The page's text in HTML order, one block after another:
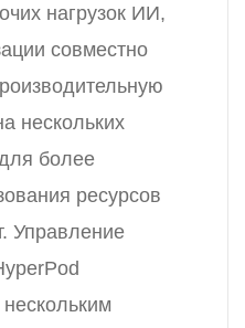
нагрузок ИИ,
совместно
нескольких
более
ресурсов
Управление